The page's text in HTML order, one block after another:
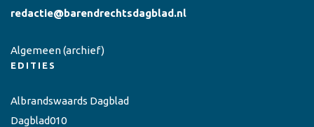
redactie@barendrechtsdagblad.nl
Algemeen(archief)
EDITIES
Albrandswaards Dagblad
Dagblad010